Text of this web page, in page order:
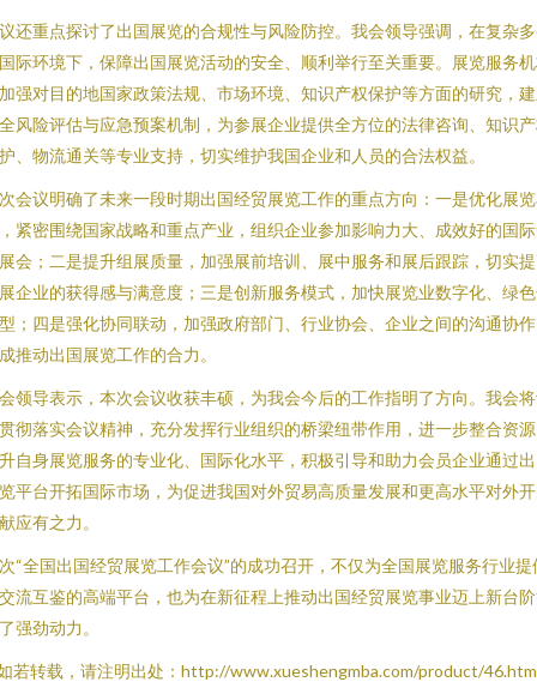
还重点探讨了出国展览的合规性与风险防控。我会领导强调，在复杂
际环境下，保障出国展览活动的安全、顺利举行至关重要。展览服务
强对目的地国家政策法规、市场环境、知识产权保护等方面的研究，
风险评估与应急预案机制，为参展企业提供全方位的法律咨询、知识
、物流通关等专业支持，切实维护我国企业和人员的合法权益。
会议明确了未来一段时期出国经贸展览工作的重点方向：一是优化展
紧密围绕国家战略和重点产业，组织企业参加影响力大、成效好的国
会；二是提升组展质量，加强展前培训、展中服务和展后跟踪，切实
企业的获得感与满意度；三是创新服务模式，加快展览业数字化、绿
；四是强化协同联动，加强政府部门、行业协会、企业之间的沟通协
推动出国展览工作的合力。
领导表示，本次会议收获丰硕，为我会今后的工作指明了方向。我会
彻落实会议精神，充分发挥行业组织的桥梁纽带作用，进一步整合资
自身展览服务的专业化、国际化水平，积极引导和助力会员企业通过
平台开拓国际市场，为促进我国对外贸易高质量发展和更高水平对外
应有之力。
“全国出国经贸展览工作会议”的成功召开，不仅为全国展览服务行业提
流互鉴的高端平台，也为在新征程上推动出国经贸展览事业迈上新台
强劲动力。
若转载，请注明出处：http://www.xueshengmba.com/product/